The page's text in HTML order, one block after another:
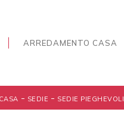
ARREDAMENTO CASA
- SEDIE - SEDIE PIEGHEVOLI